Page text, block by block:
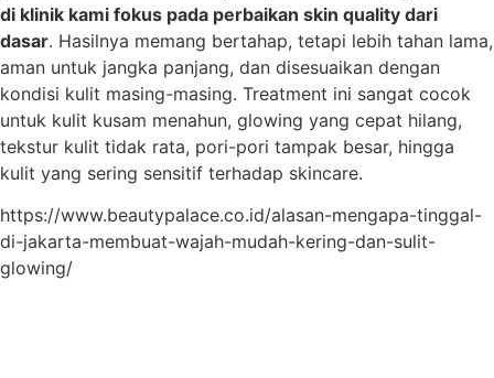
di klinik kami fokus pada perbaikan skin quality dari
dasar. Hasilnya memang bertahap, tetapi lebih tahan lama,
aman untuk jangka panjang, dan disesuaikan dengan
kondisi kulit masing-masing. Treatment ini sangat cocok
untuk kulit kusam menahun, glowing yang cepat hilang,
tekstur kulit tidak rata, pori-pori tampak besar, hingga
kulit yang sering sensitif terhadap skincare.
https://www.beautypalace.co.id/alasan-mengapa-tinggal-
di-jakarta-membuat-wajah-mudah-kering-dan-sulit-
glowing/